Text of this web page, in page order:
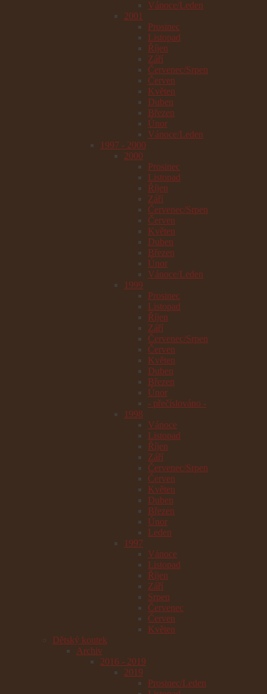
Vánoce/Leden
2001
Prosinec
Listopad
Říjen
Září
Červenec/Srpen
Červen
Květen
Duben
Březen
Únor
Vánoce/Leden
1997 - 2000
2000
Prosinec
Listopad
Říjen
Září
Červenec/Srpen
Červen
Květen
Duben
Březen
Únor
Vánoce/Leden
1999
Prosinec
Listopad
Říjen
Září
Červenec/Srpen
Červen
Květen
Duben
Březen
Únor
- přečíslováno -
1998
Vánoce
Listopad
Říjen
Září
Červenec/Srpen
Červen
Květen
Duben
Březen
Únor
Leden
1997
Vánoce
Listopad
Říjen
Září
Srpen
Červenec
Červen
Květen
Dětský koutek
Archiv
2016 - 2019
2019
Prosinec/Leden